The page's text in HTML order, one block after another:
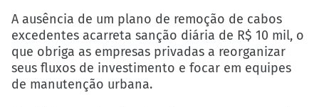
A ausência de um plano de remoção de cabos
excedentes acarreta sanção diária de R$ 10 mil, o
que obriga as empresas privadas a reorganizar
seus fluxos de investimento e focar em equipes
de manutenção urbana.